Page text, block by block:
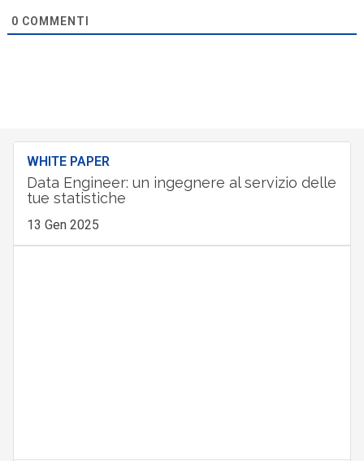
0 COMMENTI
WHITE PAPER
Data Engineer: un ingegnere al servizio delle
tue statistiche
13 Gen 2025